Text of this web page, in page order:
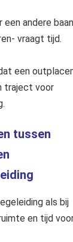
een andere
vraagt tijd.
een
traject voor
tussen
als bij
en tijd